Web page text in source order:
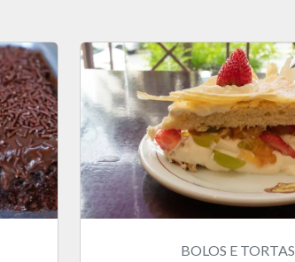
BOLOS E TORTAS